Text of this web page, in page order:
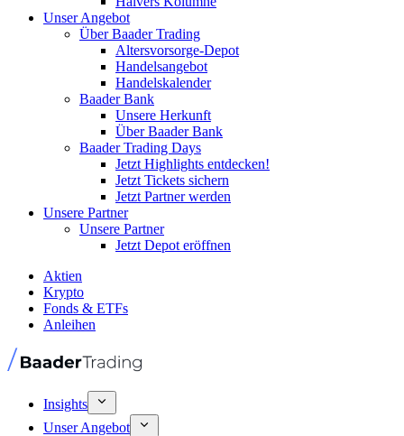
Unser Angebot
Über Baader Trading
Altersvorsorge-Depot
Handelsangebot
Handelskalender
Baader Bank
Unsere Herkunft
Über Baader Bank
Baader Trading Days
Jetzt Highlights entdecken!
Jetzt Tickets sichern
Jetzt Partner werden
Unsere Partner
Unsere Partner
Jetzt Depot eröffnen
Aktien
Krypto
Fonds & ETFs
Anleihen
Insights
Unser Angebot